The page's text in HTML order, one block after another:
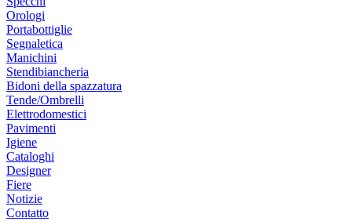
Orologi
Portabottiglie
Segnaletica
Manichini
Stendibiancheria
Bidoni della spazzatura
Tende/Ombrelli
Elettrodomestici
Pavimenti
Igiene
Cataloghi
Designer
Fiere
Notizie
Contatto